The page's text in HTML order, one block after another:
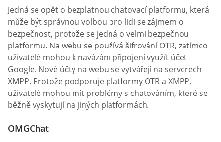
Jedná se opět o bezplatnou chatovací platformu, která
může být správnou volbou pro lidi se zájmem o
bezpečnost, protože se jedná o velmi bezpečnou
platformu. Na webu se používá šifrování OTR, zatímco
uživatelé mohou k navázání připojení využít účet
Google. Nové účty na webu se vytvářejí na serverech
XMPP. Protože podporuje platformy OTR a XMPP,
uživatelé mohou mít problémy s chatováním, které se
běžně vyskytují na jiných platformách.
OMGChat